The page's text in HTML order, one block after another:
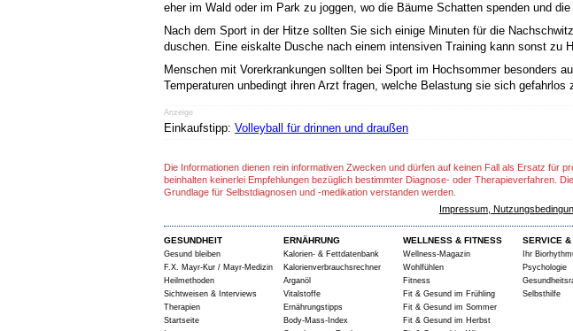
eher im Wald oder im Park zu joggen, wo die Bäume Schatten spenden und
Nach dem Sport in der Hitze sollten Sie sich einige Minuten für die
duschen. Eine eiskalte Dusche nach einem intensiven Training kann sonst zu
Menschen mit Vorerkrankungen sollten bei Sport im Hochsommer besonders
Temperaturen unbedingt ihren Arzt fragen, welche Belastung sie sich gefahrlos
Anzeige
Einkaufstipp: Volleyball für drinnen und draußen
Die Informationen dienen rein informativen Zwecken und dürfen auf keinen Fall als Ersatz für
beinhalten keinerlei Empfehlungen bezüglich bestimmter Diagnose- oder Therapieverfahren.
Grundlage für Selbstdiagnosen und -medikation verstanden werden.
Impressum,
GESUNDHEIT
Gesund bleiben
F.X. Mayr-Kur / Mayr-Medizin
Heilmethoden
Sichtweisen & Interviews
Therapien
Startseite
ERNÄHRUNG
Kalorien- & Fettdatenbank
Kalorienverbrauchsrechner
Arganöl
Vitalstoffe
Ernährungstipps
Body-Mass-Index
WELLNESS & FITNESS
Wellness-Magazin
Wohlfühlen
Fitness
Fit & Gesund im Frühling
Fit & Gesund im Sommer
Fit & Gesund im Herbst
SERVICE &
Ihr
Psychologie
Selbsthilfe